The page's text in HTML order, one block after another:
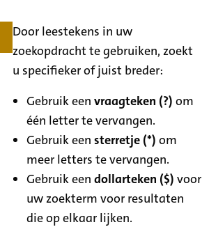
Door leestekens in uw
zoekopdracht te gebruiken, zoekt
u specifieker of juist breder:
Gebruik eenvraagteken (?) om
één letter te vervangen.
Gebruik eensterretje (*) om
meer letters te vervangen.
Gebruik eendollarteken ($) voor
uw zoekterm voor resultaten
die op elkaar lijken.